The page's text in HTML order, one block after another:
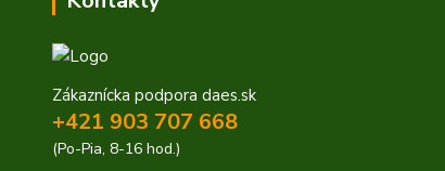
Zákaznícka podpora daes.sk
+421 903 707 668
(Po-Pia, 8-16 hod.)